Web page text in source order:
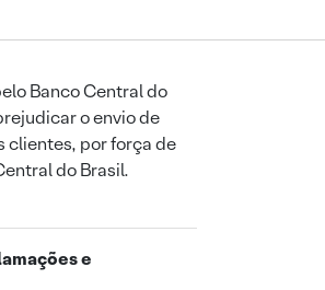
Banco Central do
o envio de
clientes, por força de
do Brasil.
e